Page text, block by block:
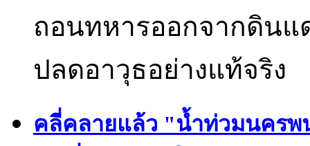
ถอนทหารออกจากดิน
ปลดอาวุธอย่างแท้จริง
คลี่คลายแล้ว "น้ำท่วมนคร